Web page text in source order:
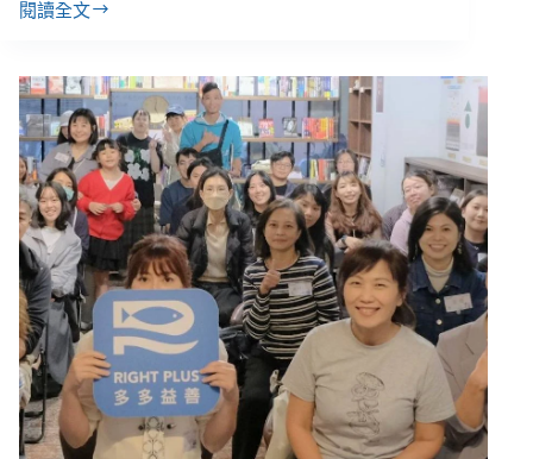
閱讀全文
【花
後
４】
救
災
時
的
文
化
差
異、
災
後
復
原
的